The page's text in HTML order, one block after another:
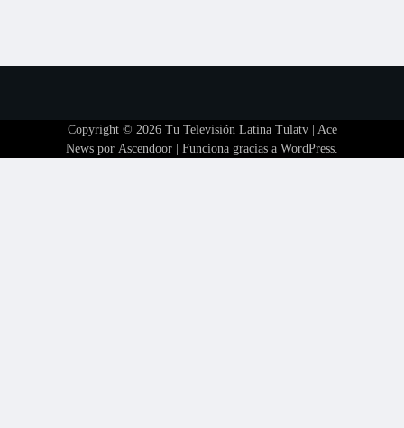
Copyright © 2026 Tu Televisión Latina Tulatv| Ace
News por Ascendoor | Funciona gracias a WordPress